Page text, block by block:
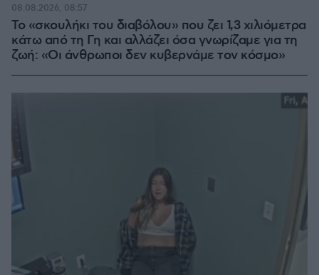
Το «σκουλήκι του διαβόλου» που ζει 1,3 χιλιόμετρα
κάτω από τη Γη και αλλάζει όσα γνωρίζαμε για τη
ζωή: «Οι άνθρωποι δεν κυβερνάμε τον κόσμο»
08.08.2026, 08:57